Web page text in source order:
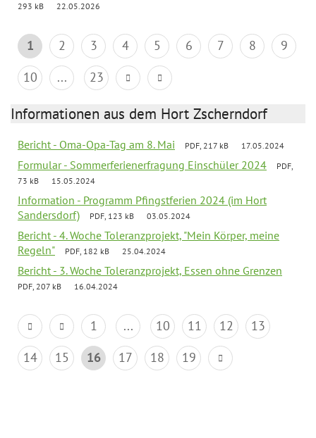
293 kB
22.05.2026
1 2 3 4 5 6 7 8
9
10
... 23
Informationen aus dem Hort Zscherndorf
Bericht - Oma-Opa-Tag am 8. Mai PDF, 217 kB 17.05.2024
Formular - Sommerferienerfragung Einschüler 2024
PDF,
73 kB
15.05.2024
Information - Programm Pfingstferien 2024 (im Hort
Sandersdorf)
PDF, 123 kB 03.05.2024
Bericht - 4. Woche Toleranzprojekt, "Mein Körper, meine
Regeln"
PDF, 182 kB 25.04.2024
Bericht - 3. Woche Toleranzprojekt, Essen ohne Grenzen
PDF, 207 kB 16.04.2024
1 ... 10 11 12
13
14
15 16 17 18 19